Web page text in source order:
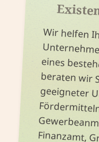
Wir helfen
eines
beraten